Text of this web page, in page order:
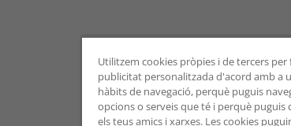
Utilitzem cookies pròpies i de tercers
publicitat personalitzada d'acord amb a
hàbits de navegació, perquè puguis
opcions o serveis que té i perquè
els teus amics i xarxes. Les cookies